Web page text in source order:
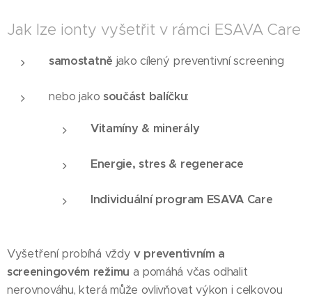
Jak lze ionty vyšetřit v rámci ESAVA Care
samostatně jako cílený preventivní screening
nebo jako součást balíčku:
Vitamíny & minerály
Energie, stres & regenerace
Individuální program ESAVA Care
Vyšetření probíhá vždyv preventivním a
screeningovém režimu a pomáhá včas odhalit
nerovnováhu, která může ovlivňovat výkon i celkovou